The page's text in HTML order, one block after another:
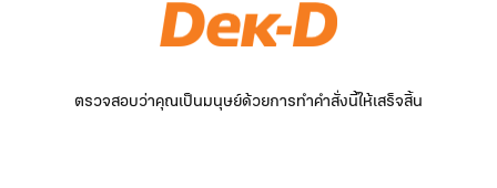
ตรวจสอบว่าคุณเป็นมนุษย์ด้วยการทำคำสั่งนี้ให้เสร็จสิ้น